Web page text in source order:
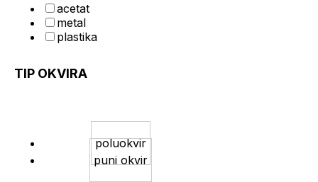
acetat
metal
plastika
TIP OKVIRA
poluokvir
puni okvir